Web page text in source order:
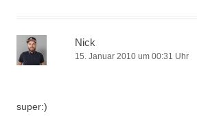
Nick
15. Januar 2010 um 00:31 Uhr
super:)